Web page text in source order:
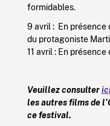
formidables.
9 avril : En présence
du protagoniste
11 avril : En
Veuillez consulter
les autres films de
ce festival.